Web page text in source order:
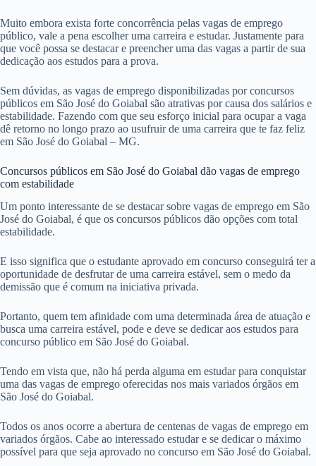
Muito embora exista forte concorrência pelas vagas de emprego
público, vale a pena escolher uma carreira e estudar. Justamente para
que você possa se destacar e preencher uma das vagas a partir de sua
dedicação aos estudos para a prova.
Sem dúvidas, as vagas de emprego disponibilizadas por concursos
públicos em São José do Goiabal são atrativas por causa dos salários e
estabilidade. Fazendo com que seu esforço inicial para ocupar a vaga
dê retorno no longo prazo ao usufruir de uma carreira que te faz feliz
em São José do Goiabal – MG.
Concursos públicos em São José do Goiabal dão vagas de emprego
com estabilidade
Um ponto interessante de se destacar sobre vagas de emprego em São
José do Goiabal, é que os concursos públicos dão opções com total
estabilidade.
E isso significa que o estudante aprovado em concurso conseguirá ter a
oportunidade de desfrutar de uma carreira estável, sem o medo da
demissão que é comum na iniciativa privada.
Portanto, quem tem afinidade com uma determinada área de atuação e
busca uma carreira estável, pode e deve se dedicar aos estudos para
concurso público em São José do Goiabal.
Tendo em vista que, não há perda alguma em estudar para conquistar
uma das vagas de emprego oferecidas nos mais variados órgãos em
São José do Goiabal.
Todos os anos ocorre a abertura de centenas de vagas de emprego em
variados órgãos. Cabe ao interessado estudar e se dedicar o máximo
possível para que seja aprovado no concurso em São José do Goiabal.